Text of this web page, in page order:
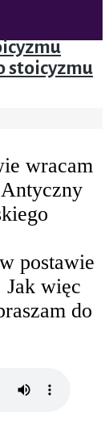
stoicyzmu
wracam
postawie
Jak więc
do